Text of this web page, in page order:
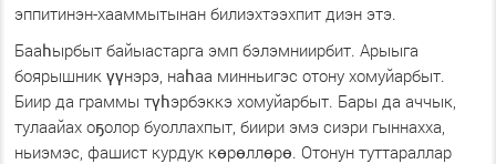
эппитинэн-хааммытынан билиэхтээхпит диэн этэ.
Бааһырбыт байыастарга эмп бэлэмниирбит. Арыыга
боярышник үүнэрэ, наһаа минньигэс отону хомуйарбыт.
Биир да граммы түһэрбэккэ хомуйарбыт. Бары да аччык,
тулаайах оҕолор буоллахпыт, биири эмэ сиэри гыннахха,
ньиэмэс, фашист курдук көрөллөрө. Отонун туттараллар